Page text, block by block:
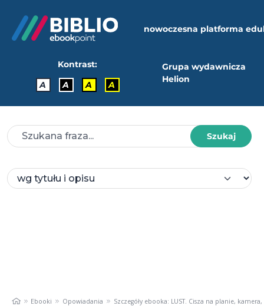
nowoczesna platforma
Kontrast:
A
A A A
Grupa wydawnicza
Helion
Szukaj
Ebooki Opowiadania Szczegóły ebooka: LUST. Cisza na planie, kamera,